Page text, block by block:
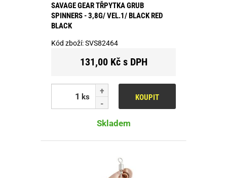
SAVAGE GEAR TŘPYTKA GRUB
SPINNERS - 3,8G/ VEL.1/ BLACK RED
BLACK
Kód zboží:SVS82464
131,00 Kč s DPH
ks KOUPIT
Skladem